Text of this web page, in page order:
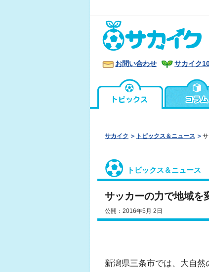
お問い合わせ サカイク
サカイク トピックス＆ニュース
トピックス＆ニュース
サッカーの力で地域を
公開：2016年5月 2日
新潟県三条市では、大自然